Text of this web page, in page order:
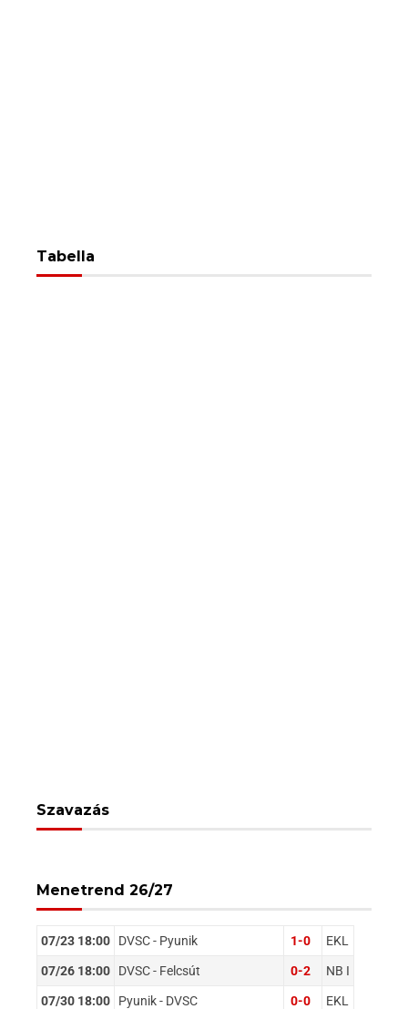
Tabella
Szavazás
Menetrend 26/27
07/23 18:00 DVSC - Pyunik 1-0 EKL
07/26 18:00 DVSC - Felcsút 0-2 NB I
07/30 18:00 Pyunik - DVSC 0-0 EKL